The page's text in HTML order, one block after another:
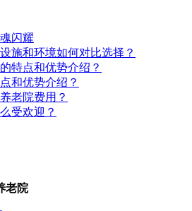
闪耀
施和环境如何对比选择？
特点和优势介绍？
和优势介绍？
老院费用？
受欢迎？
老院